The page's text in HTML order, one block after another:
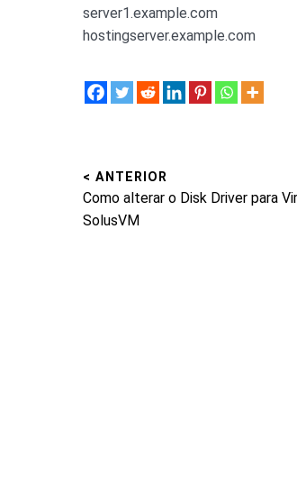
server1.example.com
hostingserver.example.com
Navegação
de
< ANTERIOR
Post
anterior:
Como alterar o Disk Driver para
SolusVM